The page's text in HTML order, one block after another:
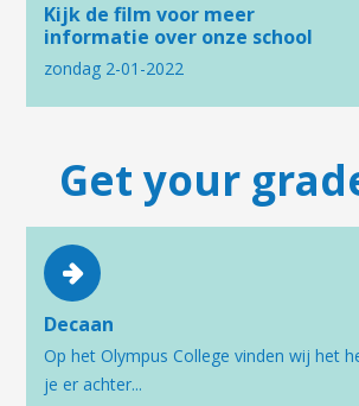
Kijk de film voor meer
informatie over onze school
zondag 2-01-2022
Get your
Decaan
Op het Olympus College vinden wij het
je er achter...